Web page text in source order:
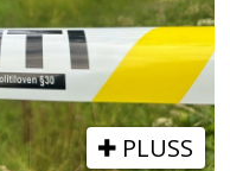
PLUSS